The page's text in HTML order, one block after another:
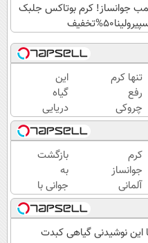
جوانساز! کرم بوتاکس جلبک
تنها کرم
رفع
چروکی
که
مجوز
رسمی
وزارت
بهداشت
دارد
این
گیاه
دریایی
پوستت
رو
طوری
صاف
میکنه
انگار
20سال
جوون
کرم
جوانساز
آلمانی
انتخاب
ستاره
ها!
بازگشت
به
جوانی با
کرم
بوتاکس
گیاهی45%تخفیف
این نوشیدنی گیاهی کبدت